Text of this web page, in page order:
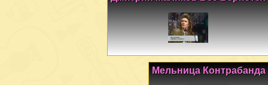
Мельница Контрабанда